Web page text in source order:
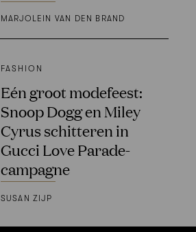
MARJOLEIN VAN DEN BRAND
FASHION
Eén groot modefeest:
Snoop Dogg en Miley
Cyrus schitteren in
Gucci Love Parade-
campagne
SUSAN ZIJP